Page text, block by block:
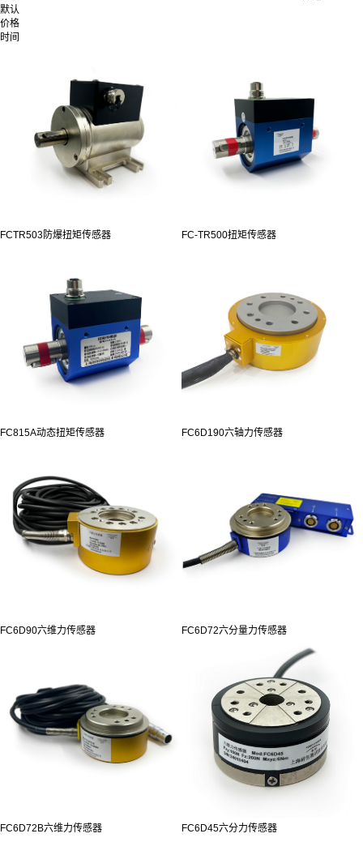
默认
价格
时间
FCTR503防爆扭矩传感器 FC-TR500扭矩传感器
FC815A动态扭矩传感器 FC6D190六轴力传感器
FC6D90六维力传感器 FC6D72六分量力传感器
FC6D72B六维力传感器 FC6D45六分力传感器